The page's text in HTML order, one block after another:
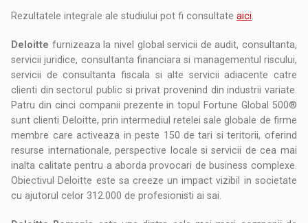
Rezultatele integrale ale studiului pot fi consultateaici
Deloitte furnizeaza la nivel global servicii de audit, consultanta,
servicii juridice, consultanta financiara si managementul riscului,
servicii de consultanta fiscala si alte servicii adiacente catre
clienti din sectorul public si privat provenind din industrii variate.
Patru din cinci companii prezente in topul Fortune Global 500®
sunt clienti Deloitte, prin intermediul retelei sale globale de firme
membre care activeaza in peste 150 de tari si teritorii, oferind
resurse internationale, perspective locale si servicii de cea mai
inalta calitate pentru a aborda provocari de business complexe.
Obiectivul Deloitte este sa creeze un impact vizibil in societate
cu ajutorul celor 312.000 de profesionisti ai sai.